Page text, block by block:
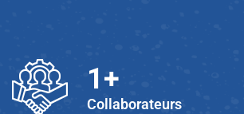
1+
Collaborateurs